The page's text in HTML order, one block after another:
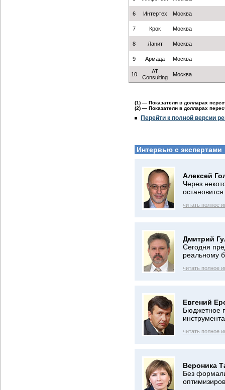
6 Интертех Москва
7 Крок Москва
8 Ланит Москва
9 Армада Москва
10
AT
Consulting
Москва
(1) — Показатели в долларах
(2) — Показатели в долларах
Перейти к полной версии
Интервью с экспертами
Алексей
Через
остановится
читать полное
Дмитрий
Сегодня
реальному
читать полное
Евгений
Бюджетное
читать полное
Вероника
Без